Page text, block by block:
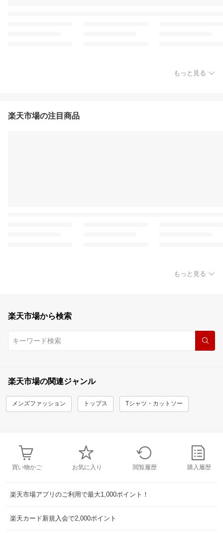
もっと見る
楽天市場の注目商品
もっと見る
楽天市場から検索
楽天市場の関連ジャンル
メンズファッション トップス Tシャツ・カットソー
買い物かご お気に入り 閲覧履歴 購入履歴
楽天市場アプリのご利用で最大1,000ポイント！
楽天カード新規入会で2,000ポイント